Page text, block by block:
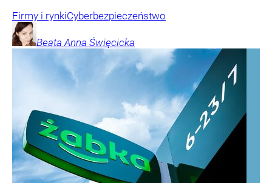
Firmy i rynkiCyberbezpieczeństwo
Beata Anna Święcicka